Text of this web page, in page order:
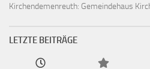
Kirchendemenreuth: Gemeindehaus
LETZTE BEITRÄGE